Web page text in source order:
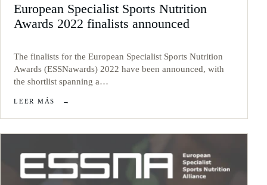
European Specialist Sports Nutrition
Awards 2022 finalists announced
The finalists for the European Specialist Sports Nutrition
Awards (ESSNawards) 2022 have been announced, with
the shortlist spanning a…
LEER MÁS →